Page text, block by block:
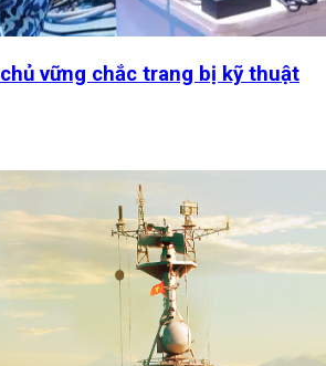
vững chắc trang bị kỹ thuật